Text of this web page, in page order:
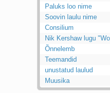
Paluks loo nime
Soovin laulu nime
Consilium
Nik Kershaw lugu
Õnnelemb
Teemandid
unustatud laulud
Muusika